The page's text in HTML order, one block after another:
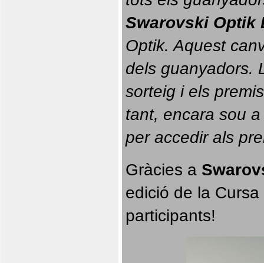
Swarovski Optik
Optik. Aquest
dels guanyadors.
sorteig i els
tant, encara sou
per accedir als
Gràcies a
edició de la
participants!